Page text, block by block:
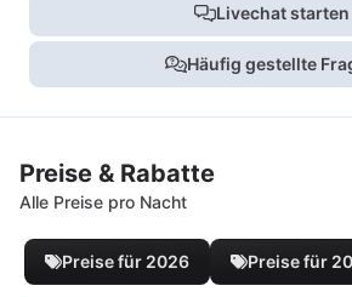
Livechat starten
Häufig gestellte
Preise & Rabatte
Alle Preise pro Nacht
Preise für 2026 Preise für